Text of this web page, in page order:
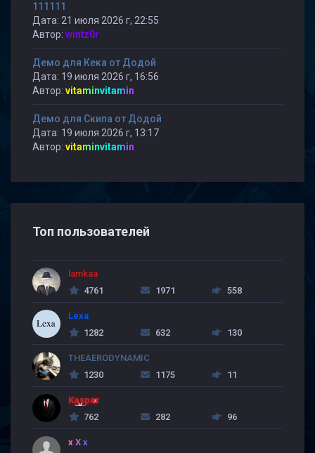
111111
Дата: 21 июля 2026 г, 22:55
Автор: wintz0r
Демо для Кека от Додой
Дата: 19 июля 2026 г, 16:56
Автор: vitaminvitamin
Демо для Скипа от Додой
Дата: 19 июля 2026 г, 13:17
Автор: vitaminvitamin
Топ пользователей
lamkaa
4761
1971 558
Lexa
1282
632 130
THEAERODYNAMIC
1230
1175 11
Kasper
762
282 96
x X x